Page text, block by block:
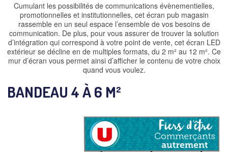
Cumulant les possibilités de communications évènementielles,
promotionnelles et institutionnelles, cet écran pub magasin
rassemble en un seul espace l’ensemble de vos besoins de
communication. De plus, pour vous assurer de trouver la solution
d’intégration qui correspond à votre point de vente, cet écran LED
extérieur se décline en de multiples formats, du 2 m² au 12 m². Ce
mur d’écran vous permet ainsi d’afficher le contenu de votre choix
quand vous voulez.
BANDEAU 4 À 6 M²